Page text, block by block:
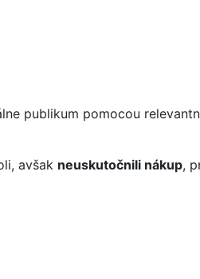
publikum pomocou
avšak neuskutočnili nákup,